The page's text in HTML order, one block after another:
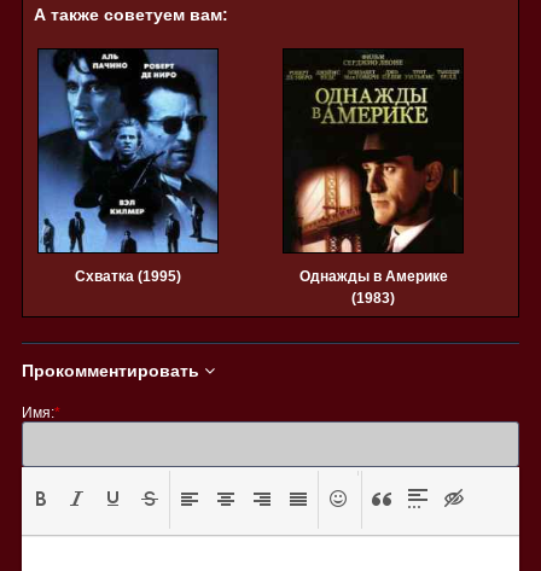
А также советуем вам:
Схватка (1995)
Однажды в Америке
(1983)
Прокомментировать
Имя:*